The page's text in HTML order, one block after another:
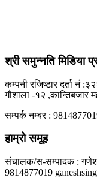
श्री समुन्नति मिडिया
कम्पनी रजिष्टार दर्ता नं
गौशाला -१२ ,कान्तिबजार
सम्पर्क नम्बर :
हाम्रो समूह
संचालक/स-सम्पादक : गणेश
9814877019